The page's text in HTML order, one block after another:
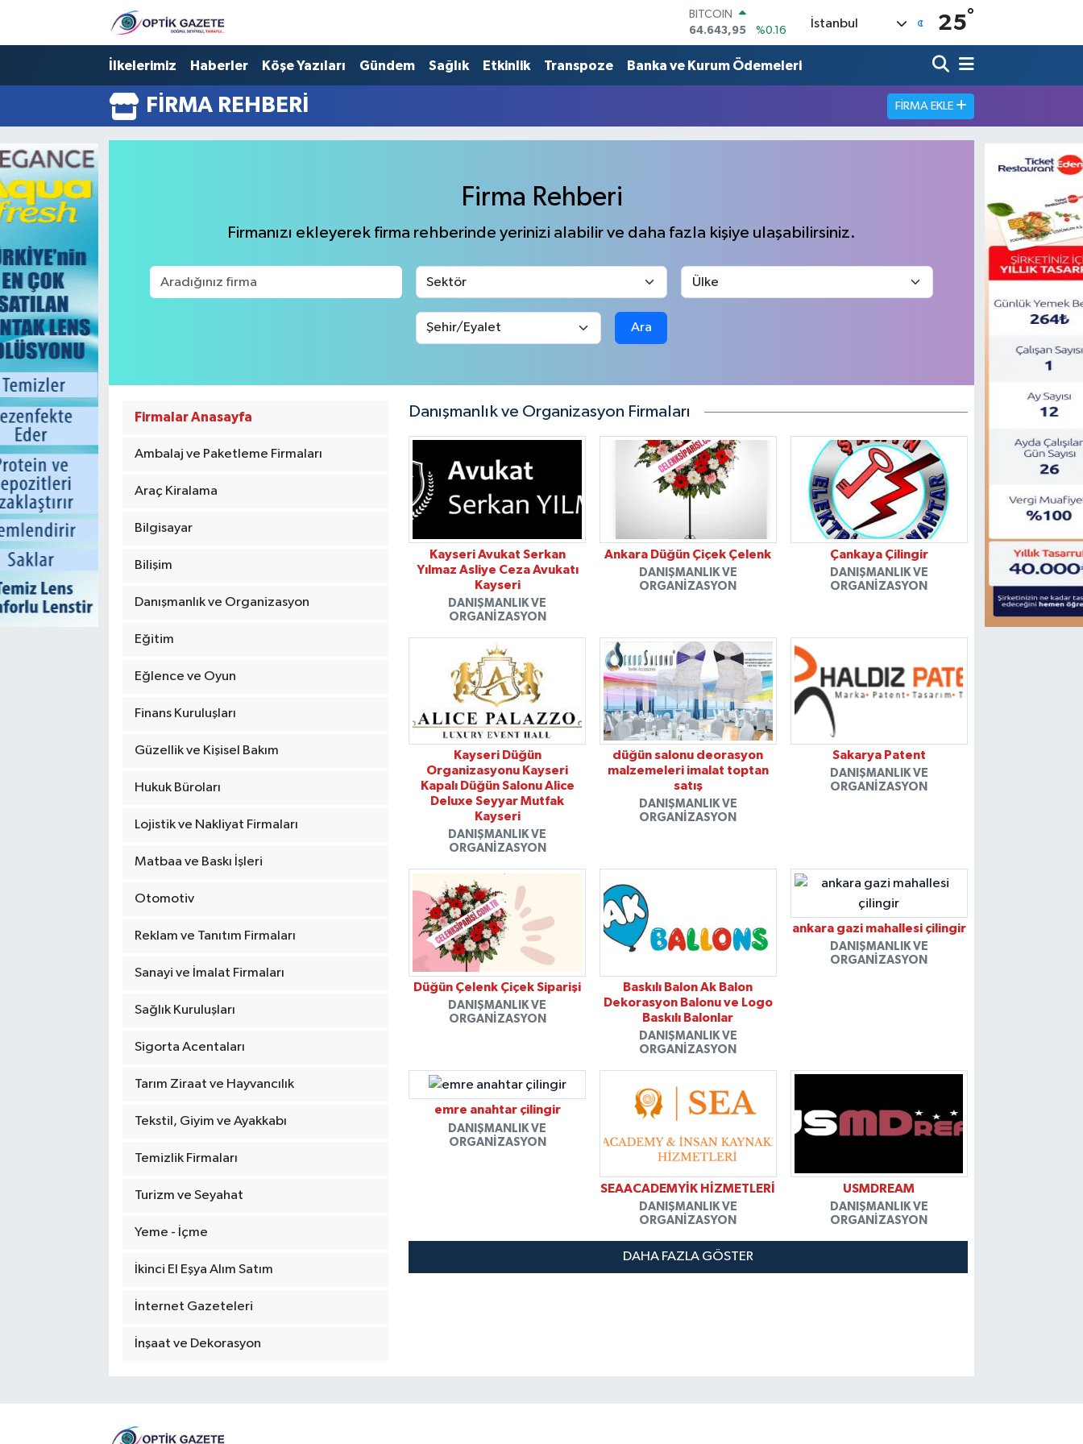
BITCOIN
64.643,95
%0.16
DOLAR
47,6006
%0.06
64,2398
%0.2
GRAM ALTIN
İstanbul 25°
İlkelerimiz Haberler Köşe Yazıları Gündem Sağlık Etkinlik Transpoze Banka ve Kurum Ödemeleri
FIRMA REHBERI FIRMA EKLE
Firma Rehberi
Firmanızı ekleyerek firma rehberinde yerinizi alabilir ve daha fazla kişiye ulaşabilirsiniz.
Ara
Firmalar Anasayfa
Ambalaj ve Paketleme Firmaları
Araç Kiralama
Bilgisayar
Bilişim
Danışmanlık ve Organizasyon
Eğitim
Eğlence ve Oyun
Finans Kuruluşları
Güzellik ve Kişisel Bakım
Hukuk Büroları
Lojistik ve Nakliyat Firmaları
Matbaa ve Baskı İşleri
Otomotiv
Reklam ve Tanıtım Firmaları
Sanayi ve İmalat Firmaları
Sağlık Kuruluşları
Sigorta Acentaları
Tarım Ziraat ve Hayvancılık
Tekstil, Giyim ve Ayakkabı
Temizlik Firmaları
Turizm ve Seyahat
Yeme - İçme
İkinci El Eşya Alım Satım
İnternet Gazeteleri
İnşaat ve Dekorasyon
Danışmanlık ve Organizasyon Firmaları
Kayseri Avukat Serkan
Yılmaz Asliye Ceza Avukatı
Kayseri
DANIŞMANLIK VE
ORGANIZASYON
Ankara Düğün Çiçek Çelenk
DANIŞMANLIK VE
ORGANIZASYON
Çankaya Çilingir
DANIŞMANLIK VE
ORGANIZASYON
Kayseri Düğün
Organizasyonu Kayseri
Kapalı Düğün Salonu Alice
Deluxe Seyyar Mutfak
Kayseri
DANIŞMANLIK VE
ORGANIZASYON
düğün salonu deorasyon
malzemeleri imalat toptan
satış
DANIŞMANLIK VE
ORGANIZASYON
Sakarya Patent
DANIŞMANLIK VE
ORGANIZASYON
Düğün Çelenk Çiçek Siparişi
DANIŞMANLIK VE
ORGANIZASYON
Baskılı Balon Ak Balon
Dekorasyon Balonu ve Logo
Baskılı Balonlar
DANIŞMANLIK VE
ORGANIZASYON
ankara gazi mahallesi çilingir
DANIŞMANLIK VE
ORGANIZASYON
emre anahtar çilingir
DANIŞMANLIK VE
ORGANIZASYON
SEAACADEMYİK HİZMETLERİ
DANIŞMANLIK VE
ORGANIZASYON
USMDREAM
DANIŞMANLIK VE
ORGANIZASYON
DAHA FAZLA GÖSTER
Nöbetçi Eczaneler
Hava Durumu
İstanbul Namaz Vakitleri
Trafik Durumu
Süper Lig Puan Durumu ve Fikstür
Tüm Manşetler
Son Dakika Haberleri
Haber Arşivi